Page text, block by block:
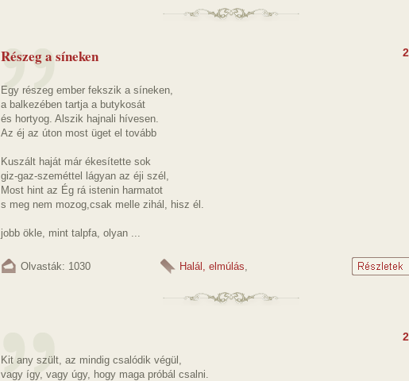
Részeg a síneken
Egy részeg ember fekszik a síneken,
a balkezében tartja a butykosát
és hortyog. Alszik hajnali hívesen.
Az éj az úton most üget el tovább
Kuszált haját már ékesítette sok
giz-gaz-szeméttel lágyan az éji szél,
Most hint az Ég rá istenin harmatot
s meg nem mozog,csak melle zihál, hisz él.
jobb ökle, mint talpfa, olyan ...
Olvasták: 1030 Halál, elmúlás,
Kit any szült, az mindig csalódik végül,
vagy így, vagy úgy, hogy maga próbál csalni.